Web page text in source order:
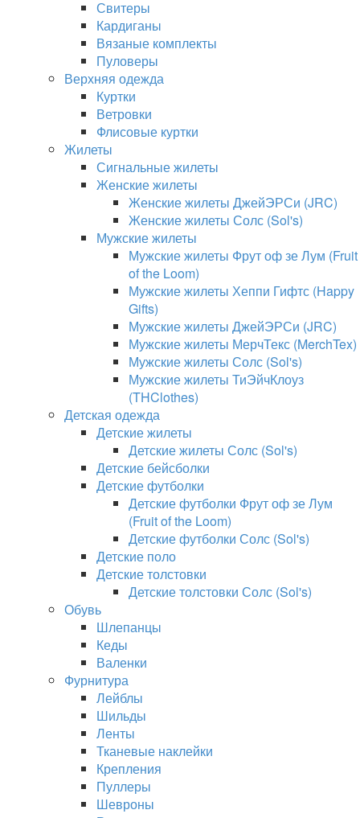
Свитеры
Кардиганы
Вязаные комплекты
Пуловеры
Верхняя одежда
Куртки
Ветровки
Флисовые куртки
Жилеты
Сигнальные жилеты
Женские жилеты
Женские жилеты ДжейЭРСи (JRC)
Женские жилеты Солс (Sol's)
Мужские жилеты
Мужские жилеты Фрут оф зе Лум (Fruit
of the Loom)
Мужские жилеты Хеппи Гифтс (Happy
Gifts)
Мужские жилеты ДжейЭРСи (JRC)
Мужские жилеты МерчТекс (MerchTex)
Мужские жилеты Солс (Sol's)
Мужские жилеты ТиЭйчКлоуз
(THClothes)
Детская одежда
Детские жилеты
Детские жилеты Солс (Sol's)
Детские бейсболки
Детские футболки
Детские футболки Фрут оф зе Лум
(Fruit of the Loom)
Детские футболки Солс (Sol's)
Детские поло
Детские толстовки
Детские толстовки Солс (Sol's)
Обувь
Шлепанцы
Кеды
Валенки
Фурнитура
Лейблы
Шильды
Ленты
Тканевые наклейки
Крепления
Пуллеры
Шевроны